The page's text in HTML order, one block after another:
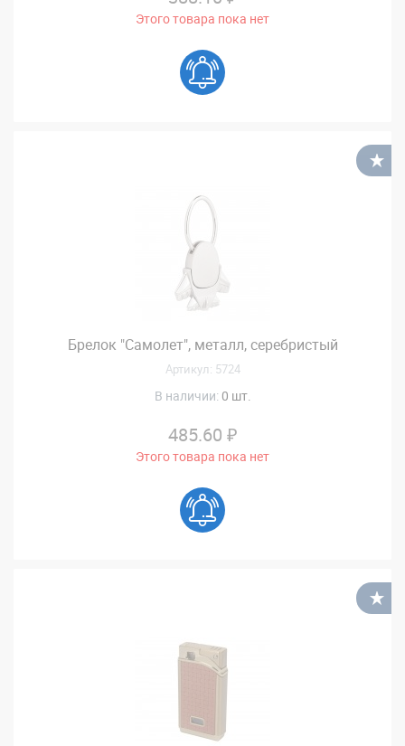
Этого товара пока нет
Брелок "Самолет", металл, серебристый
Артикул: 5724
В наличии: 0 шт.
485.60 ₽
Этого товара пока нет